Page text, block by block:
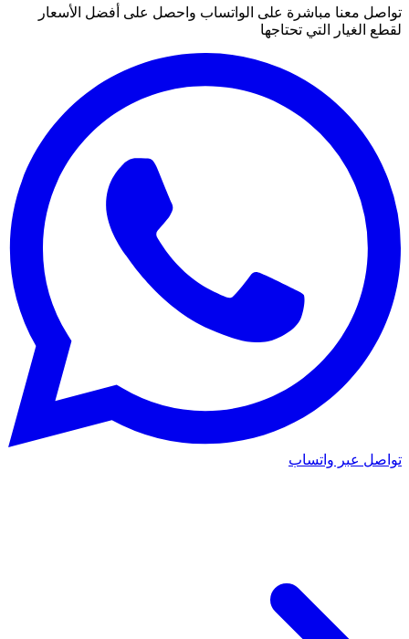
تواصل معنا مباشرة على الواتساب واحصل على أفضل الأسعار
لقطع الغيار التي تحتاجها
تواصل عبر واتساب